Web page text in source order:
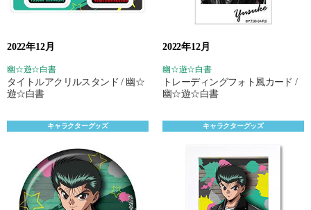
2022年12月
幽☆遊☆白書
タイトルアクリルスタンド / 幽☆
遊☆白書
2022年12月
幽☆遊☆白書
トレーディングフォト風カード /
幽☆遊☆白書
キャラクターグッズ キャラクターグッズ